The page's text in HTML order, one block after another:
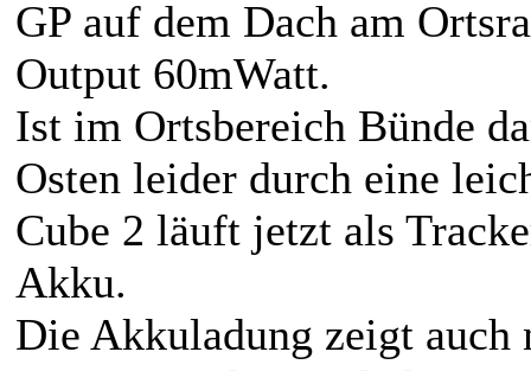
GP auf dem Dach am
Output 60mWatt.
Ist im Ortsbereich Bünde
Osten leider durch eine
Cube 2 läuft jetzt als
Akku.
Die Akkuladung zeigt auch